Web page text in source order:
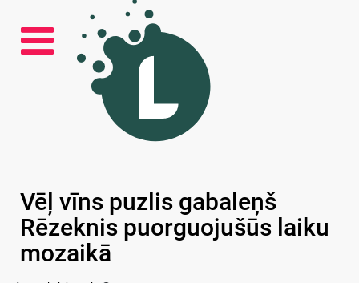
Vēļ vīns puzlis gabaleņš
Rēzeknis puorguojušūs laiku
mozaikā